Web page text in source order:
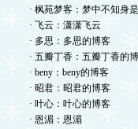
· 枫苑梦客：梦中不知身
· 飞云：潇潇飞云
· 多思：多思的博客
· 五瓣丁香：五瓣丁香的
· beny：beny的博客
· 昭君：昭君的博客
· 叶心：叶心的博客
· 恩湄：恩湄